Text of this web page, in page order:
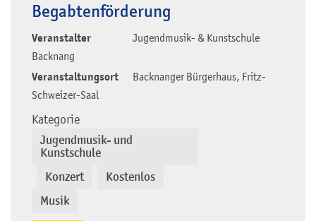
Begabtenförderung
Veranstalter
Jugendmusik- & Kunstschule
Backnang
Veranstaltungsort
Backnanger Bürgerhaus, Fritz-
Schweizer-Saal
Kategorie
Jugendmusik- und
Kunstschule
Konzert Kostenlos
Musik